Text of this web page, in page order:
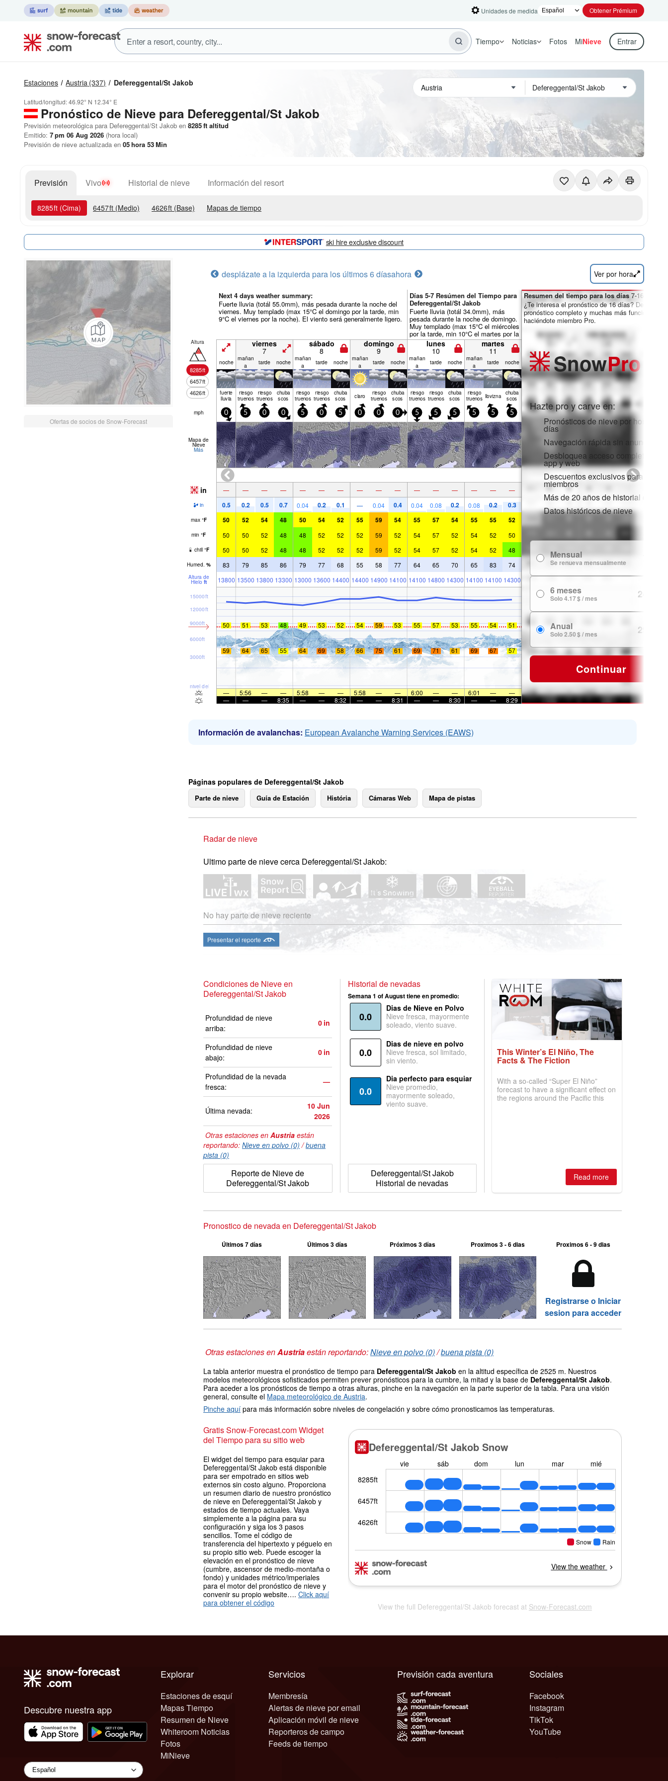
Unidades de medida Obtener Prémium
Tiempo Noticias Fotos MiNieve Entrar
Estaciones Austria (337) Defereggental/St Jakob
Latitud/longitud:46.92° N 12.34° E
Pronóstico de Nieve para Defereggental/St Jakob
Previsión meteorológica para Defereggental/St Jakob en 8285ft altitud
Emitido: 7 pm 06 Aug 2026 (hora local)
Previsión de nieve actualizada en 05hora 53Min
Previsión Vivo Historial de nieve Información del resort
8285ft (Cima) 6457ft (Medio) 4626ft (Base) Mapas de tiempo
ski hire exclusive discount
Ofertas de socios de Snow-Forecast
desplázate a la izquierda para los últimos 6 díasahora Ver por hora
Next 4 days weather summary:
Fuerte lluvia (totál 55.0mm), más pesada durante la noche del
viernes. Muy templado (max 15°C el domingo por la tarde, min
9°C el viernes por la noche). El viento será generalmente ligero.
Días 5-7 Resúmen del Tiempo para
Defereggental/St Jakob
Fuerte lluvia (totál 34.0mm), más
pesada durante la noche de domingo.
Muy templado (max 15°C el miércoles
por la tarde, min 10°C el martes por la
noche). El viento será generalmente
Altura
8285ft
6457ft
4626ft
viernes
7
sábado
8
domingo
9
lunes
10
martes
11
noche mañan
a
tarde noche mañan
a
tarde noche mañan
a
tarde noche mañan
a
tarde noche mañan
a
tarde noche
fuerte
lluvia
riesgo
truenos
riesgo
truenos
chuba
scos
riesgo
truenos
riesgo
truenos
chuba
scos claro riesgo
truenos
chuba
scos
riesgo
truenos
riesgo
truenos
chuba
scos
riesgo
truenos llov­izna chuba
scos
mph 0 5 0 0 5 0 5 0 0 0 5 5 5 5 5 5
Mapa de
Nieve
Más
in — — — — — — — — — — — — — — — —
in 0.5 0.2 0.5 0.7 0.04 0.2 0.1 — 0.04 0.4 0.04 0.08 0.2 0.08 0.2 0.3
max °F 50 52 54 48 50 54 52 55 59 54 55 57 54 55 55 52
min °F 50 50 52 48 48 52 52 52 59 52 54 57 52 54 52 50
chill °F 50 50 52 48 48 52 52 52 59 52 54 57 52 54 52 48
Humed. % 83 79 85 86 79 77 68 55 58 77 64 65 70 65 83 74
Altura de
Hielo ft 13800 13500 13800 13300 13000 13600 14400 14400 14900 14100 14100 14800 14300 14100 14100 14300
nivel del mar
3000ft
6000ft
9000ft
12000ft
15000ft
50 51 53 48 49 53 52 54 59 53 55 57 53 55 54 51
59 64 65 55 64 69 58 66 75 61 69 71 61 69 67 57
— 5:56 — — 5:58 — — 5:58 — — 6:00 — — 6:01 —
—
—
— — 8:35 — — 8:32 — — 8:31 — — 8:30 — — 8:29
Resumen del tiempo para los días 7-16:
¿Te interesa el pronóstico de 16 días?
pronóstico completo y muchas más funciones
haciéndote miembro Pro.
SnowPro
Hazte pro y carve en:
Pronósticos de nieve por horas y
días
Navegación rápida sin anuncios
Desbloquea acceso completo en la
app y web
Descuentos exclusivos para
miembros
Más de 20 años de historial de
Datos históricos de nieve
Mensual
Se renueva mensualmente
6 meses
Solo 4.17 $ / mes 24.99 $
Anual
Solo 2.50 $ / mes 29.99 $
Continuar
Información de avalanchas: European Avalanche Warning Services (EAWS)
Páginas populares de Defereggental/St Jakob
Parte de nieve Guía de Estación História Cámaras Web Mapa de pistas
Radar de nieve
Ultimo parte de nieve cerca Defereggental/St Jakob:
No hay parte de nieve reciente
Presentar el reporte
Condiciones de Nieve en
Defereggental/St Jakob
Profundidad de nieve
arriba:
0 in
Profundidad de nieve
abajo:
0 in
Profundidad de la nevada
fresca:
—
Última nevada:
10 Jun
2026
Otras estaciones en Austria están
reportando: Nieve en polvo (0) /buena
pista (0)
Reporte de Nieve de
Defereggental/St Jakob
Historial de nevadas
Semana 1 of August tiene en promedio:
0.0
Dias de Nieve en Polvo
Nieve fresca, mayormente
soleado, viento suave.
0.0
Dias de nieve en polvo
Nieve fresca, sol limitado,
sin viento.
0.0
Dia perfecto para esquiar
Nieve promedio,
mayormente soleado,
viento suave.
Defereggental/St Jakob
Historial de nevadas
This Winter’s El Niño, The
Facts & The Fiction
With a so-called “Super El Niño”
forecast to have a significant effect on
the regions around the Pacific this
Read more
Pronostico de nevada en Defereggental/St Jakob
Últimos 7 días Últimos 3 días Próximos 3 días Proximos 3 - 6 dias Proximos 6 - 9 dias
Registrarse o Iniciar
sesion para acceder
Otras estaciones enAustriaestán reportando:Nieve en polvo (0)/buena pista (0)
La tabla anterior muestra el pronóstico de tiempo para Defereggental/St Jakob en la altitud específica de 2525 m. Nuestros
modelos meteorológicos sofisticados permiten prever pronósticos para la cumbre, la mitad y la base de Defereggental/St Jakob.
Para aceder a los pronósticos de tiempo a otras alturas, pinche en la navegación en la parte superior de la tabla. Para una visión
general, consulte el Mapa meteorológico de Austria.
Pinche aquí para más información sobre niveles de congelación y sobre cómo pronosticamos las temperaturas.
Gratis Snow-Forecast.com Widget
del Tiempo para su sitio web
El widget del tiempo para esquiar para
Defereggental/St Jakob está disponible
para ser empotrado en sitios web
externos sin costo alguno. Proporciona
un resumen diario de nuestro pronóstico
de nieve en Defereggental/St Jakob y
estados de tiempo actuales. Vaya
simplemente a la página para su
configuración y siga los 3 pasos
sencillos. Tome el código de
transferencia del hipertexto y péguelo en
su propio sitio web. Puede escoger la
elevación en el pronóstico de nieve
(cumbre, ascensor de medio-montaña o
fondo) y unidades métrico/imperiales
para el motor del pronóstico de nieve y
convenir su propio website…. Click aquí
para obtener el código
View the full Defereggental/St Jakob forecast at Snow-Forecast.com
Descubre nuestra app
Explorar
Estaciones de esquí
Mapas Tiempo
Resumen de Nieve
Whiteroom Noticias
Fotos
MiNieve
Servicios
Membresía
Alertas de nieve por email
Aplicación móvil de nieve
Reporteros de campo
Feeds de tiempo
Sociales
Facebook
Instagram
TikTok
YouTube
Previsión cada aventura